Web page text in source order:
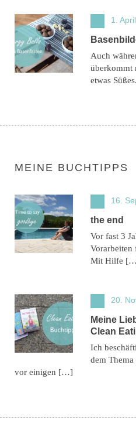
1.
Auch
überkommt
etwas
MEINE BUCHTIPPS
16.
the end
Vor fast 3
Vorarbeiten
Mit Hilfe
20.
Meine
Clean
Ich
dem
vor einigen […]